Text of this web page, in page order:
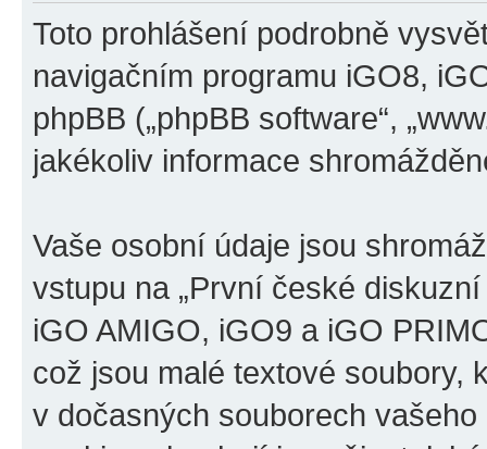
Toto prohlášení podrobně
navigačním programu iGO8,
phpBB („phpBB software“,
jakékoliv informace
Vaše osobní údaje jsou
vstupu na „První české
iGO AMIGO, iGO9 a iGO
což jsou malé textové soubory,
v dočasných souborech